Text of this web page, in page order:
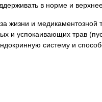
в норме и
жизни и медикаментозной
и успокаивающих трав
систему и